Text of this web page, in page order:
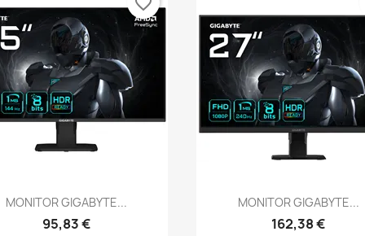
Vista rápida
MONITOR GIGABYTE...
95,83 €
Vista rápida
MONITOR GIGABYTE...
162,38 €